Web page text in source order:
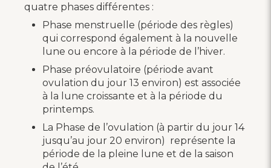
quatre phases différentes :
Phase menstruelle (période des règles)
qui correspond également à la nouvelle
lune ou encore à la période de l’hiver.
Phase préovulatoire (période avant
ovulation du jour 13 environ) est associée
à la lune croissante et à la période du
printemps.
La Phase de l’ovulation (à partir du jour 14
jusqu’au jour 20 environ) représente la
période de la pleine lune et de la saison